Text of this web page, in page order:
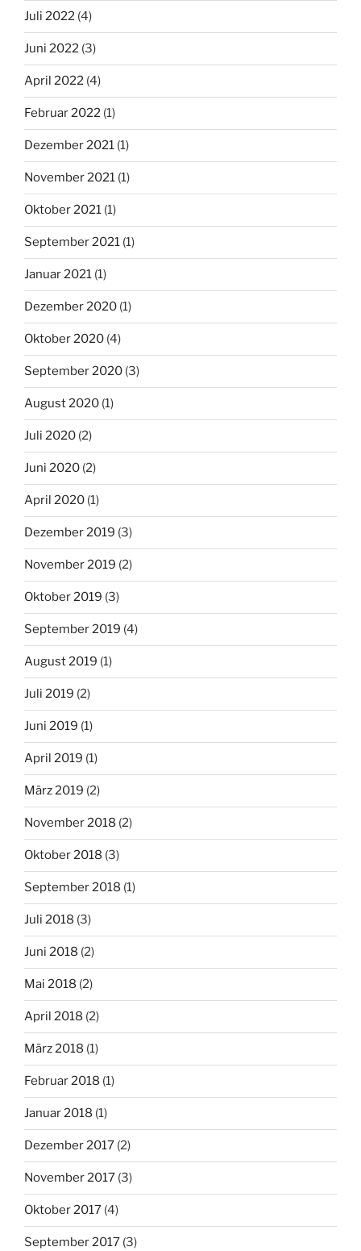
Juli 2022 (4)
Juni 2022 (3)
April 2022 (4)
Februar 2022 (1)
Dezember 2021 (1)
November 2021 (1)
Oktober 2021 (1)
September 2021 (1)
Januar 2021 (1)
Dezember 2020 (1)
Oktober 2020 (4)
September 2020 (3)
August 2020 (1)
Juli 2020 (2)
Juni 2020 (2)
April 2020 (1)
Dezember 2019 (3)
November 2019 (2)
Oktober 2019 (3)
September 2019 (4)
August 2019 (1)
Juli 2019 (2)
Juni 2019 (1)
April 2019 (1)
März 2019 (2)
November 2018 (2)
Oktober 2018 (3)
September 2018 (1)
Juli 2018 (3)
Juni 2018 (2)
Mai 2018 (2)
April 2018 (2)
März 2018 (1)
Februar 2018 (1)
Januar 2018 (1)
Dezember 2017 (2)
November 2017 (3)
Oktober 2017 (4)
September 2017 (3)